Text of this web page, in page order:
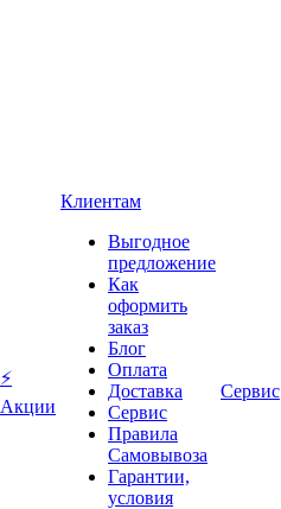
⚡
Акции
Клиентам
Выгодное
предложение
Как
оформить
заказ
Блог
Оплата
Доставка
Сервис
Правила
Самовывоза
Гарантии,
условия
Сервис